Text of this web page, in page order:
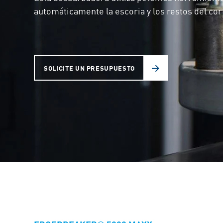
automáticamente la escoria y los restos del
SOLICITE UN PRESUPUESTO